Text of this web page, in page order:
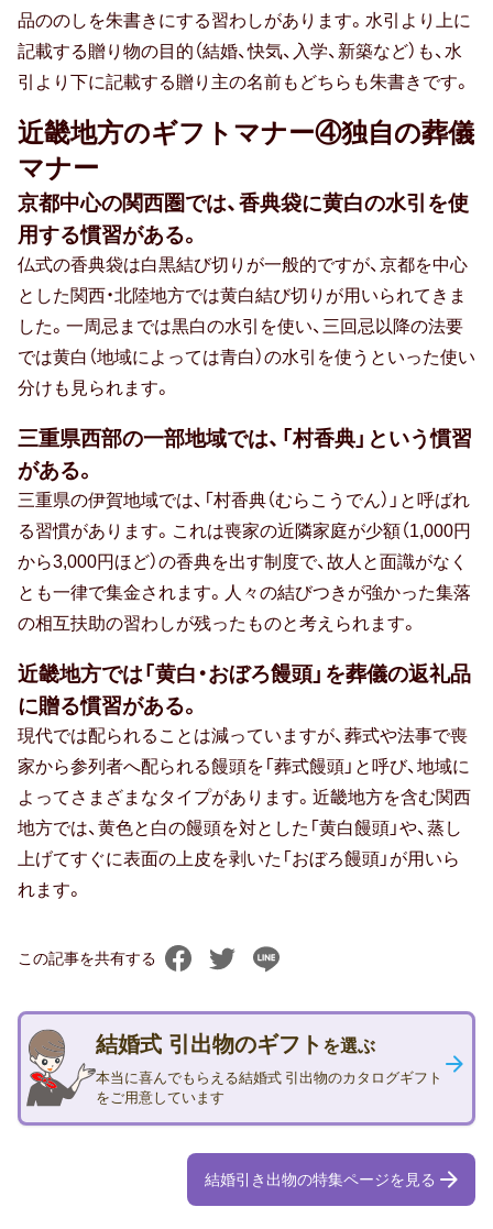
品ののしを朱書きにする習わしがあります。水引より上に
記載する贈り物の目的（結婚、快気、入学、新築など）も、水
引より下に記載する贈り主の名前もどちらも朱書きです。
近畿地方のギフトマナー④独自の葬儀
マナー
京都中心の関西圏では、香典袋に黄白の水引を使
用する慣習がある。
仏式の香典袋は白黒結び切りが一般的ですが、京都を中心
とした関西・北陸地方では黄白結び切りが用いられてきま
した。一周忌までは黒白の水引を使い、三回忌以降の法要
では黄白（地域によっては青白）の水引を使うといった使い
分けも見られます。
三重県西部の一部地域では、「村香典」という慣習
がある。
三重県の伊賀地域では、「村香典（むらこうでん）」と呼ばれ
る習慣があります。これは喪家の近隣家庭が少額（1,000円
から3,000円ほど）の香典を出す制度で、故人と面識がなく
とも一律で集金されます。人々の結びつきが強かった集落
の相互扶助の習わしが残ったものと考えられます。
近畿地方では「黄白・おぼろ饅頭」を葬儀の返礼品
に贈る慣習がある。
現代では配られることは減っていますが、葬式や法事で喪
家から参列者へ配られる饅頭を「葬式饅頭」と呼び、地域に
よってさまざまなタイプがあります。近畿地方を含む関西
地方では、黄色と白の饅頭を対とした「黄白饅頭」や、蒸し
上げてすぐに表面の上皮を剥いた「おぼろ饅頭」が用いら
れます。
この記事を共有する
結婚式 引出物のギフト を選ぶ
本当に喜んでもらえる結婚式 引出物のカタログギフト
をご用意しています
結婚引き出物の特集ページを見る